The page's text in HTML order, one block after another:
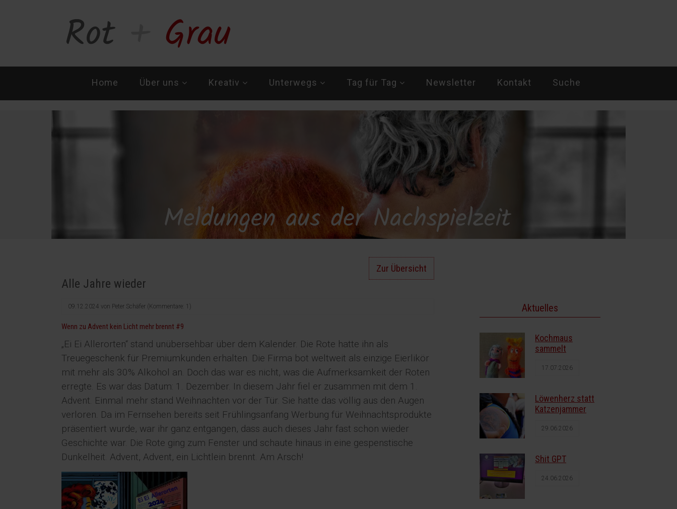
Navigation
Home Über uns Kreativ Unterwegs Tag für Tag Newsletter Kontakt Suche
Zur Übersicht
Alle Jahre wieder
09.12.2024 von Peter Schäfer (Kommentare: 1)
Wenn zu Advent kein Licht mehr brennt #9
„Ei Ei Allerorten“ stand unübersehbar über dem Kalender. Die Rote hatte ihn als
Treuegeschenk für Premiumkunden erhalten. Die Firma bot weltweit als einzige Eierlikör
mit mehr als 30% Alkohol an. Doch das war es nicht, was die Aufmerksamkeit der Roten
erregte. Es war das Datum: 1. Dezember. In diesem Jahr fiel er zusammen mit dem 1.
Advent. Einmal mehr stand Weihnachten vor der Tür. Sie hatte das völlig aus den Augen
verloren. Da im Fernsehen bereits seit Frühlingsanfang Werbung für Weihnachtsprodukte
präsentiert wurde, war ihr ganz entgangen, dass auch dieses Jahr fast schon wieder
Geschichte war. Die Rote ging zum Fenster und schaute hinaus in eine gespenstische
Dunkelheit. Advent, Advent, ein Lichtlein brennt. Am Arsch!
Aktuelles
Kochmaus
sammelt
17.07.2026
Löwenherz statt
Katzenjammer
29.06.2026
Shit GPT
24.06.2026